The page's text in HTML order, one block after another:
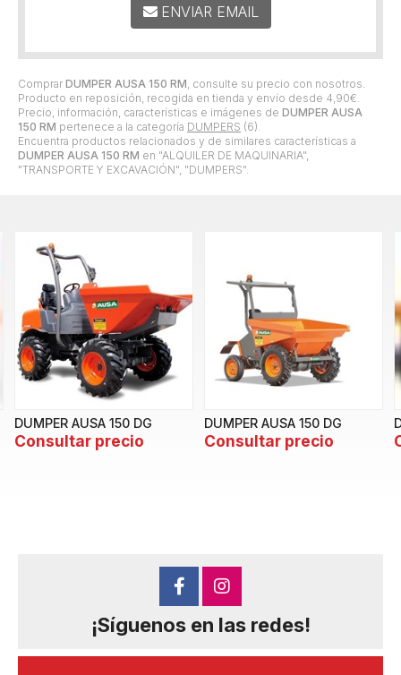
Comprar DUMPER AUSA 150 RM, consulte su precio con nosotros.
Producto en reposición, recogida en tienda y envío desde 4,90€.
Precio, información, características e imágenes de DUMPER AUSA
150 RM pertenece a la categoría DUMPERS (6).
Encuentra productos relacionados y de similares características a
DUMPER AUSA 150 RM en "ALQUILER DE MAQUINARIA",
"TRANSPORTE Y EXCAVACIÓN", "DUMPERS".
ENVIAR EMAIL
DUMPER AUSA 150 DG
Consultar precio
DUMPER AUSA 150 DG
Consultar precio
¡Síguenos en las redes!